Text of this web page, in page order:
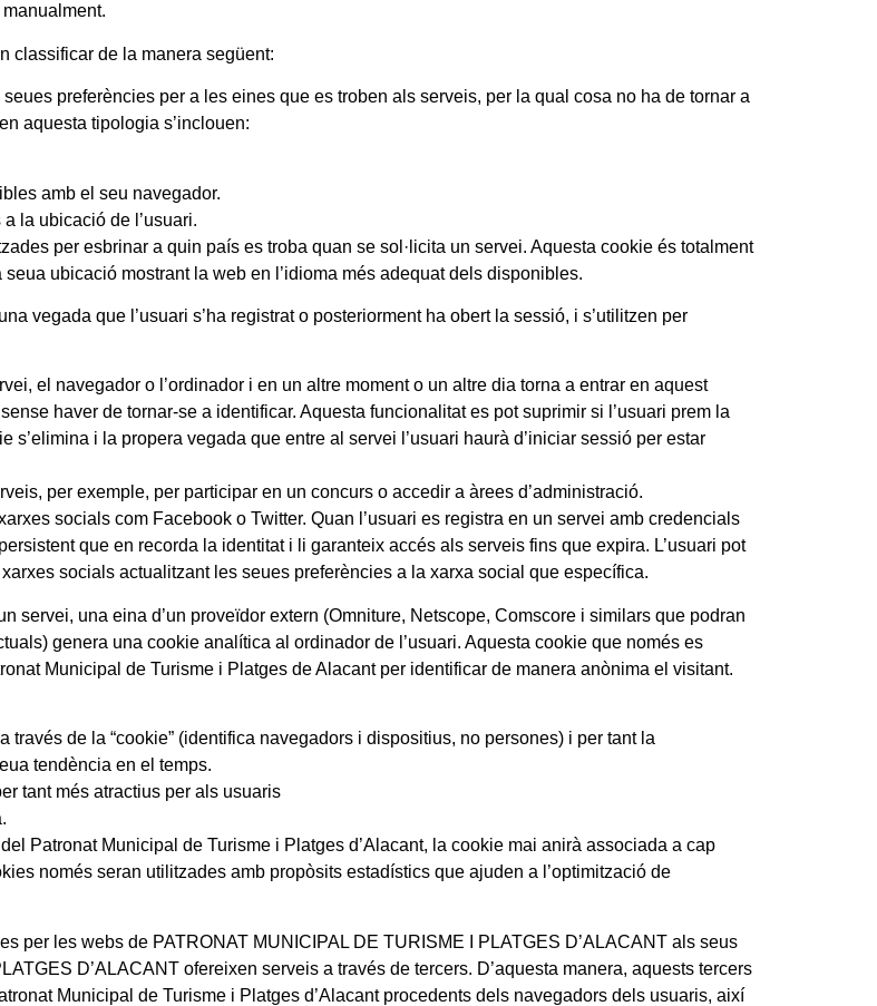
classificar de la manera següent:
preferències per a les eines que es troben als serveis, per la qual cosa no ha de tornar a
aquesta tipologia s’inclouen:
amb el seu navegador.
la ubicació de l’usuari.
per esbrinar a quin país es troba quan se sol·licita un servei. Aquesta cookie és totalment
ubicació mostrant la web en l’idioma més adequat dels disponibles.
vegada que l’usuari s’ha registrat o posteriorment ha obert la sessió, i s’utilitzen per
el navegador o l’ordinador i en un altre moment o un altre dia torna a entrar en aquest
haver de tornar-se a identificar. Aquesta funcionalitat es pot suprimir si l’usuari prem la
s’elimina i la propera vegada que entre al servei l’usuari haurà d’iniciar sessió per estar
per exemple, per participar en un concurs o accedir a àrees d’administració.
socials com Facebook o Twitter. Quan l’usuari es registra en un servei amb credencials
que en recorda la identitat i li garanteix accés als serveis fins que expira. L’usuari pot
socials actualitzant les seues preferències a la xarxa social que específica.
servei, una eina d’un proveïdor extern (Omniture, Netscope, Comscore i similars que podran
genera una cookie analítica al ordinador de l’usuari. Aquesta cookie que només es
Municipal de Turisme i Platges de Alacant per identificar de manera anònima el visitant.
de la “cookie” (identifica navegadors i dispositius, no persones) i per tant la
tendència en el temps.
tant més atractius per als usuaris
Patronat Municipal de Turisme i Platges d’Alacant, la cookie mai anirà associada a cap
només seran utilitzades amb propòsits estadístics que ajuden a l’optimització de
per les webs de PATRONAT MUNICIPAL DE TURISME I PLATGES D’ALACANT als seus
D’ALACANT ofereixen serveis a través de tercers. D’aquesta manera, aquests tercers
Municipal de Turisme i Platges d’Alacant procedents dels navegadors dels usuaris, així